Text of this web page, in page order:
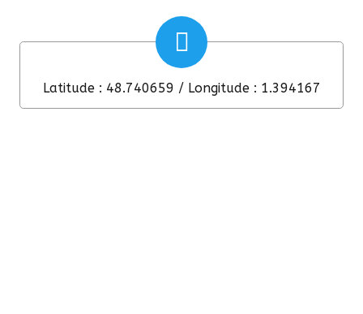
Latitude : 48.740659 / Longitude : 1.394167